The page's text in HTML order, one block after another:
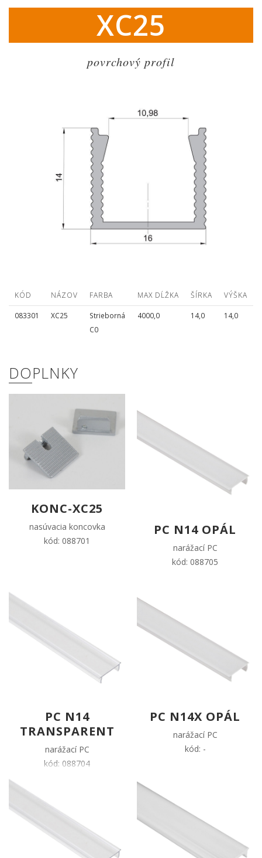
XC25
povrchový profil
KÓD NÁZOV FARBA MAX DĹŽKA ŠÍRKA VÝŠKA
083301 XC25
Strieborná
C0
4000,0 14,0 14,0
DOPLNKY
KONC-XC25
nasúvacia koncovka
kód: 088701
PC N14 OPÁL
narážací PC
kód: 088705
PC N14
TRANSPARENT
narážací PC
kód: 088704
PC N14X OPÁL
narážací PC
kód: -